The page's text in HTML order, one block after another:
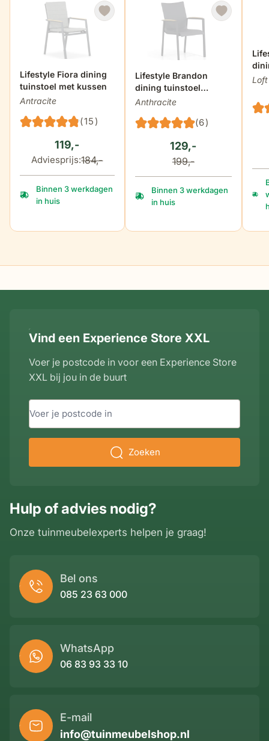
Lifestyle Fiora dining
tuinstoel met kussen
Antracite
(15)
De prijs is afhankelijk van de gekozen opties op de
119,-
Adviesprijs:184,-
Binnen 3 werkdagen
in huis
Lifestyle Brandon
dining tuinstoel
antraciet
Anthracite
(6)
129,-
199,-
Binnen 3 werkdagen
in huis
Loft
Hulp of advies nodig?
Onze tuinmeubelexperts helpen je graag!
Bel ons
085 23 63 000
WhatsApp
06 83 93 33 10
E-mail
info@tuinmeubelshop.nl
Vind een Experience Store XXL
Voer je postcode in voor een Experience Store
XXL bij jou in de buurt
Zoeken